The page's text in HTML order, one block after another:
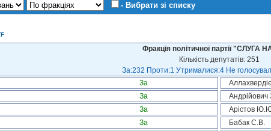
- Вибрати зі списку
Фракція політичної партії "СЛУГА
Кількість депутатів: 251
За:232 Проти:1 Утрималися:4 Не
За
За Андрійович
За Арістов
За Бабак С.В.